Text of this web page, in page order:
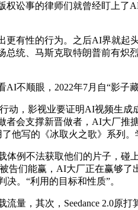
讼事的律师们就曾经盯上
性的行为。之后AI界就起
统、马斯克取特朗普前有
顺眼，2022年7月自“影子藏
影视业要证明AI视频生成
会支撑新晋做者，AI大厂
他写的《冰取火之歌》系列。
例不法获取他们的片子，碰
告们能赢，AI大厂正在赢够
。“利用的目标和性质”。
，其次，Seedance 2.0原